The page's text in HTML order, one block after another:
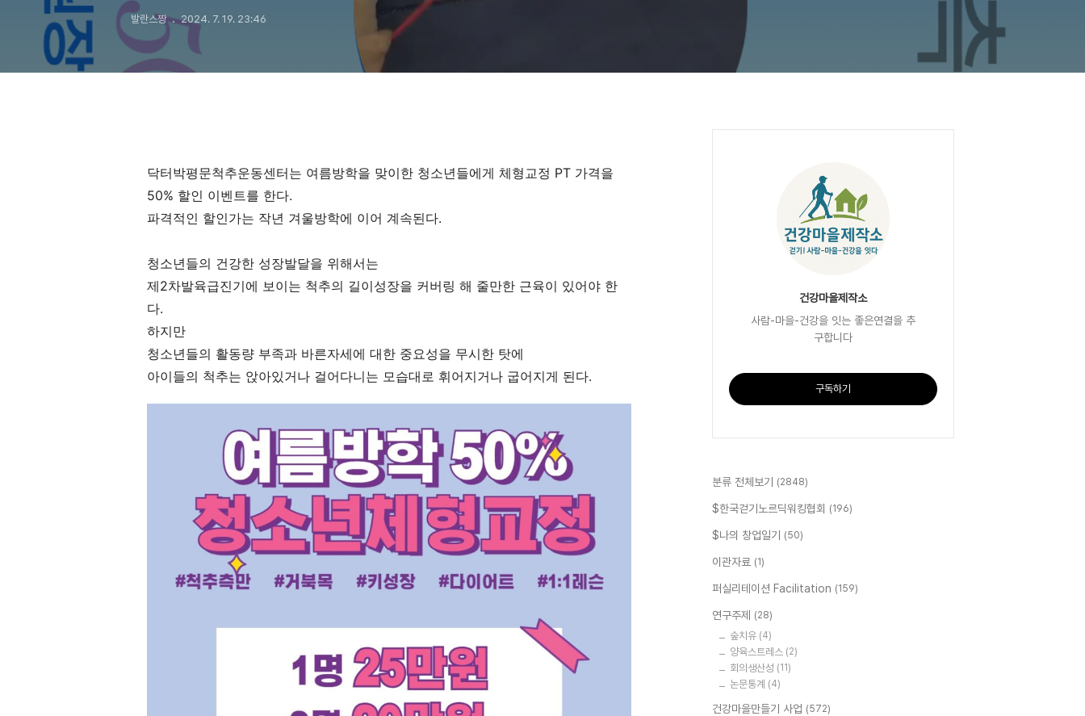
발란스짱 2024. 7. 19. 23:46
닥터박평문척추운동센터는 여름방학을 맞이한 청소년들에게 체형교정 PT 가격을
50% 할인 이벤트를 한다.
파격적인 할인가는 작년 겨울방학에 이어 계속된다.
청소년들의 건강한 성장발달을 위해서는
제2차발육급진기에 보이는 척추의 길이성장을 커버링 해 줄만한 근육이 있어야 한
다.
하지만
청소년들의 활동량 부족과 바른자세에 대한 중요성을 무시한 탓에
아이들의 척추는 앉아있거나 걸어다니는 모습대로 휘어지거나 굽어지게 된다.
건강마을제작소
사람-마을-건강을 잇는 좋은연결을 추
구합니다
구독하기
분류 전체보기 (2848)
$한국걷기노르딕워킹협회 (196)
$나의 창업일기 (50)
이관자료 (1)
퍼실리테이션 Facilitation (159)
연구주제 (28)
숲치유 (4)
양육스트레스 (2)
회의생산성 (11)
논문통계 (4)
건강마을만들기 사업 (572)